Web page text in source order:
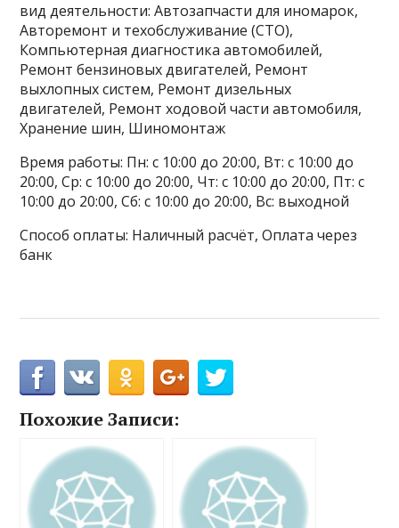
вид деятельности: Автозапчасти для иномарок,
Авторемонт и техобслуживание (СТО),
Компьютерная диагностика автомобилей,
Ремонт бензиновых двигателей, Ремонт
выхлопных систем, Ремонт дизельных
двигателей, Ремонт ходовой части автомобиля,
Хранение шин, Шиномонтаж
Время работы: Пн: с 10:00 до 20:00, Вт: с 10:00 до
20:00, Ср: с 10:00 до 20:00, Чт: с 10:00 до 20:00, Пт: с
10:00 до 20:00, Сб: с 10:00 до 20:00, Вс: выходной
Способ оплаты: Наличный расчёт, Оплата через
банк
Похожие Записи: